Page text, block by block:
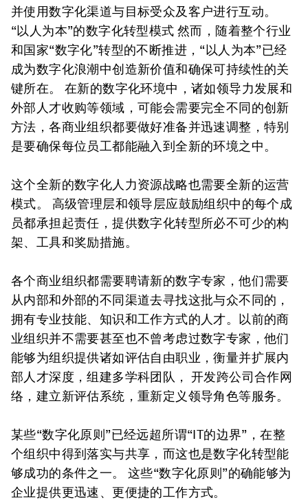
并使用数字化渠道与目标受众及客户进行互动。
“以人为本”的数字化转型模式 然而，随着整个行业
和国家“数字化”转型的不断推进，“以人为本”已经
成为数字化浪潮中创造新价值和确保可持续性的关
键所在。 在新的数字化环境中，诸如领导力发展和
外部人才收购等领域，可能会需要完全不同的创新
方法，各商业组织都要做好准备并迅速调整，特别
是要确保每位员工都能融入到全新的环境之中。
这个全新的数字化人力资源战略也需要全新的运营
模式。 高级管理层和领导层应鼓励组织中的每个成
员都承担起责任，提供数字化转型所必不可少的构
架、工具和奖励措施。
各个商业组织都需要聘请新的数字专家，他们需要
从内部和外部的不同渠道去寻找这批与众不同的，
拥有专业技能、知识和工作方式的人才。以前的商
业组织并不需要甚至也不曾考虑过数字专家，他们
能够为组织提供诸如评估自由职业，衡量并扩展内
部人才深度，组建多学科团队， 开发跨公司合作网
络，建立新评估系统，重新定义领导角色等服务。
某些“数字化原则”已经远超所谓“IT的边界”，在整
个组织中得到落实与共享，而这也是数字化转型能
够成功的条件之一。 这些“数字化原则”的确能够为
企业提供更迅速、更便捷的工作方式。